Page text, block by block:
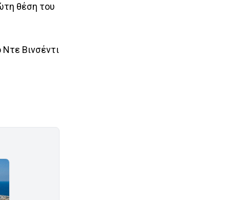
θέση του
Βινσέντι